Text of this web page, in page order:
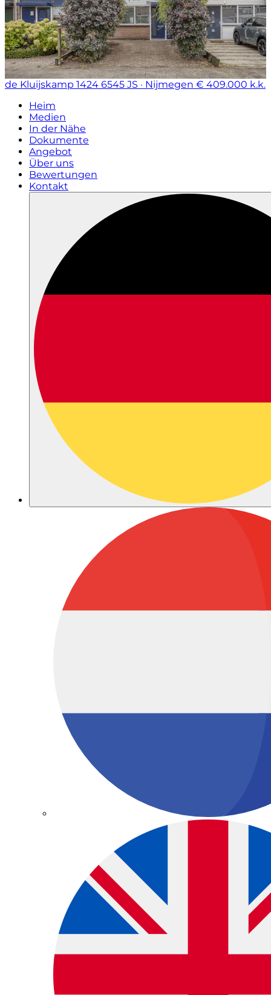
de Kluijskamp 1424 6545 JS · Nijmegen € 409.000 k.k.
Heim
Medien
In der Nähe
Dokumente
Angebot
Über uns
Bewertungen
Kontakt